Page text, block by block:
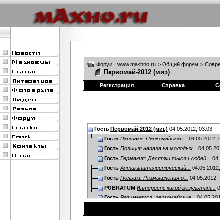
Форум | www.makhno.ru > Общий форум >
Первомай-2012 (мир)
Регистрация Справка
Гость Первомай-2012 (мир) 04.05.2012, 03:03
Гость Варшава: Первомайская... 04.05.2012,
Гость Полиция напала на молодых...
Гость Германия: Десятки тысяч людей...
Гость Антикапиталистический...
Гость Польша: Размышления о... 04.05.2012,
POBRATUM Интересно какой результат...
Гость Разумеется, первомайские...
Гость Первомайские выступления...